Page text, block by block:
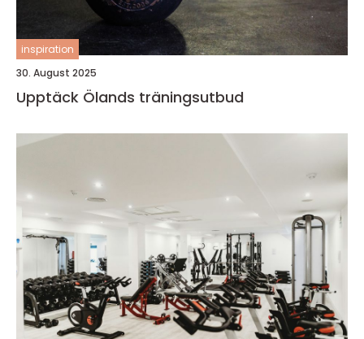
inspiration
30. August 2025
Upptäck Ölands träningsutbud